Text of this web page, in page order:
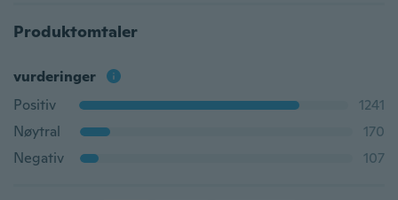
Produktomtaler
vurderinger
Positiv
1241
Nøytral
170
Negativ
107